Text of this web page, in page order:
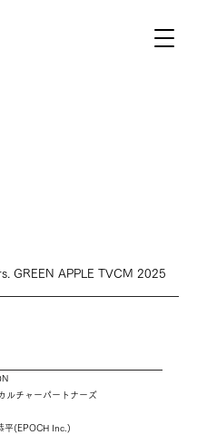
GREEN APPLE TVCM 2025
ルチャーパートナーズ
平(EPOCH Inc.)